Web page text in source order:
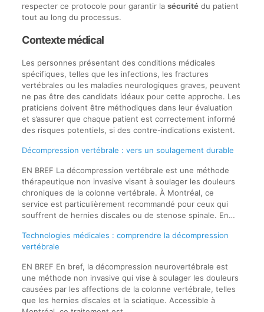
respecter ce protocole pour garantir la sécuritédu patient
tout au long du processus.
Contexte médical
Les personnes présentant des conditions médicales
spécifiques, telles que les infections, les fractures
vertébrales ou les maladies neurologiques graves, peuvent
ne pas être des candidats idéaux pour cette approche. Les
praticiens doivent être méthodiques dans leur évaluation
et s’assurer que chaque patient est correctement informé
des risques potentiels, si des contre-indications existent.
Décompression vertébrale : vers un soulagement durable
EN BREF La décompression vertébrale est une méthode
thérapeutique non invasive visant à soulager les douleurs
chroniques de la colonne vertébrale. À Montréal, ce
service est particulièrement recommandé pour ceux qui
souffrent de hernies discales ou de stenose spinale. En…
Technologies médicales : comprendre la décompression
vertébrale
EN BREF En bref, la décompression neurovertébrale est
une méthode non invasive qui vise à soulager les douleurs
causées par les affections de la colonne vertébrale, telles
que les hernies discales et la sciatique. Accessible à